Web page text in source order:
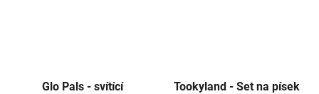
Glo Pals - svítící
Tookyland - Set na písek